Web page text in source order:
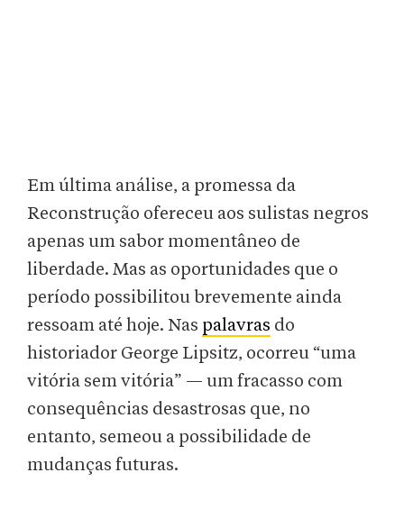
Em última análise, a promessa da
Reconstrução ofereceu aos sulistas negros
apenas um sabor momentâneo de
liberdade. Mas as oportunidades que o
período possibilitou brevemente ainda
ressoam até hoje. Nas palavras do
historiador George Lipsitz, ocorreu “uma
vitória sem vitória” — um fracasso com
consequências desastrosas que, no
entanto, semeou a possibilidade de
mudanças futuras.